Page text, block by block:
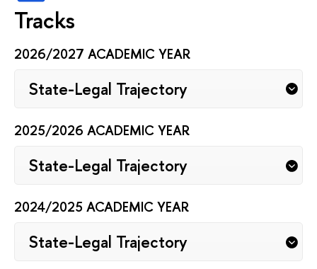
Tracks
2026/2027 ACADEMIC YEAR
State-Legal Trajectory
2025/2026 ACADEMIC YEAR
State-Legal Trajectory
2024/2025 ACADEMIC YEAR
State-Legal Trajectory